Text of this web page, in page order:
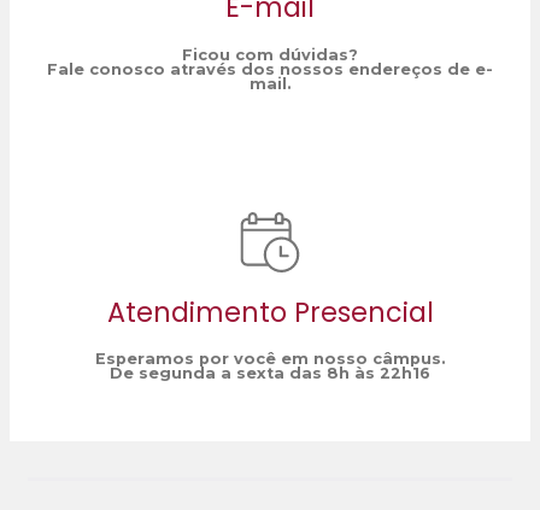
Ficou com dúvidas?
Fale conosco através dos nossos endereços de e-
mail.
Atendimento Presencial
Esperamos por você em nosso câmpus.
De segunda a sexta das 8h às 22h16